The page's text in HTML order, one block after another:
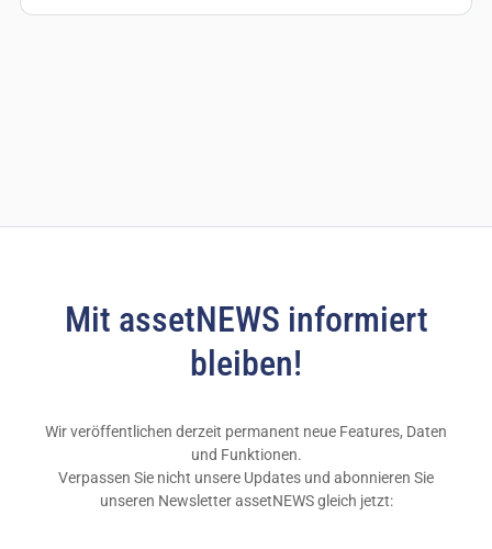
Mit assetNEWS informiert
bleiben!
Wir veröffentlichen derzeit permanent neue Features, Daten
und Funktionen.
Verpassen Sie nicht unsere Updates und abonnieren Sie
unseren Newsletter assetNEWS gleich jetzt: